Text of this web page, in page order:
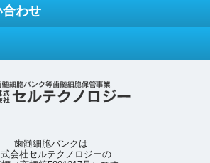
わせ
歯髄細胞バンクは
会社セルテクノロジーの